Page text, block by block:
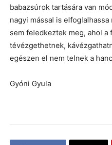
babazsúrok tartására van
nagyi mással is
sem feledkeztek meg, ahol a
tévézgethetnek,
egészen el nem telnek a
Gyóni Gyula